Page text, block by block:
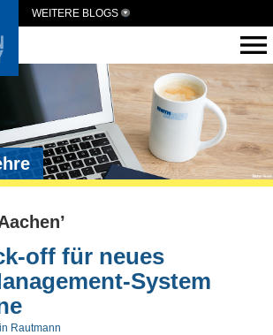
WEITERE BLOGS
off für neues
System
Rautmann